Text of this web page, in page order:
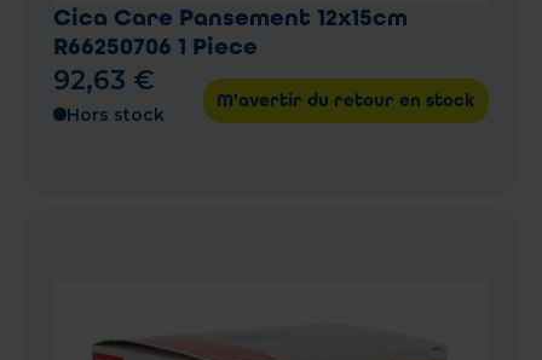
Cica Care Pansement 12x15cm
R66250706 1 Piece
92,63 €
Hors stock
M'avertir du retour en stock